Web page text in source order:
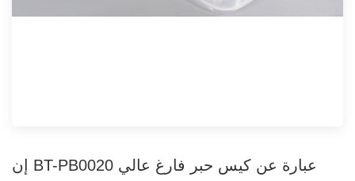
إن BT-PB0020 عبارة عن كيس حبر فارغ عالي